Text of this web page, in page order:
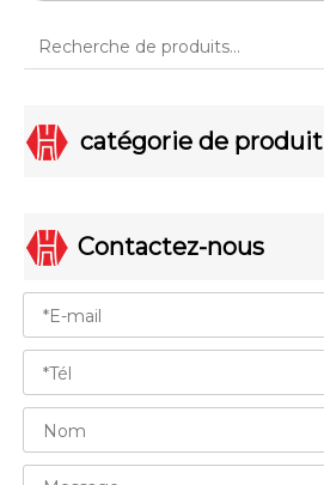
catégorie de produit
Contactez-nous